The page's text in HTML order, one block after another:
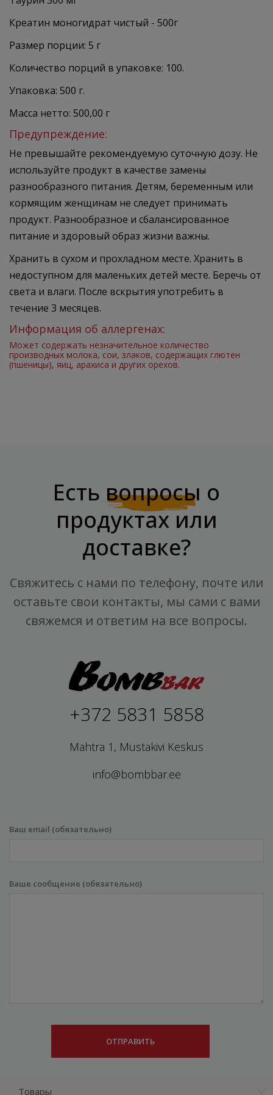
Креатин моногидрат чистый - 500г
Размер порции: 5 г
Количество порций в упаковке: 100.
Упаковка: 500 г.
Масса нетто: 500,00 г
Предупреждение:
Не превышайте рекомендуемую суточную дозу. Не
используйте продукт в качестве замены
разнообразного питания. Детям, беременным или
кормящим женщинам не следует принимать
продукт. Разнообразное и сбалансированное
питание и здоровый образ жизни важны.
Хранить в сухом и прохладном месте. Хранить в
недоступном для маленьких детей месте. Беречь от
света и влаги. После вскрытия употребить в
течение 3 месяцев.
Информация об аллергенах:
Может содержать незначительное количество
производных молока, сои, злаков, содержащих глютен
(пшеницы), яиц, арахиса и других орехов.
Есть вопросы о
продуктах или
доставке?
Свяжитесь с нами по телефону, почте или
оставьте свои контакты, мы сами с вами
свяжемся и ответим на все вопросы.
+372 5831 5858
Mahtra 1, Mustakivi Keskus
info@bombbar.ee
Ваш email (обязательно)
Ваше сообщение (обязательно)
Товары